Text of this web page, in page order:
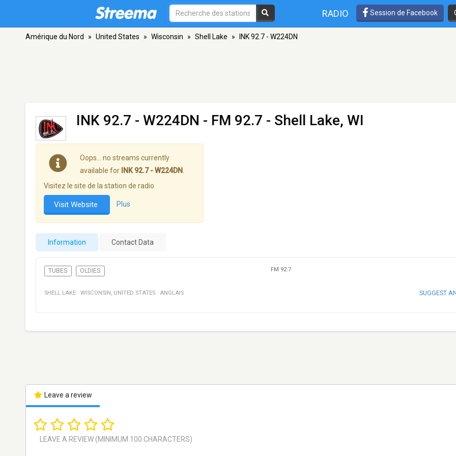
RADIO Session de Facebook
Amérique du Nord » United States » Wisconsin » Shell Lake » INK 92.7 - W224DN
INK 92.7 - W224DN - FM 92.7 - Shell Lake, WI
Oops… no streams currently
available for
INK 92.7 - W224DN.
Visitez le site de la station de radio
Visit Website Plus
Information Contact Data
TUBES OLDIES FM 92.7
SHELL LAKE · WISCONSIN UNITED STATES · ANGLAIS SUGGEST
Leave a review